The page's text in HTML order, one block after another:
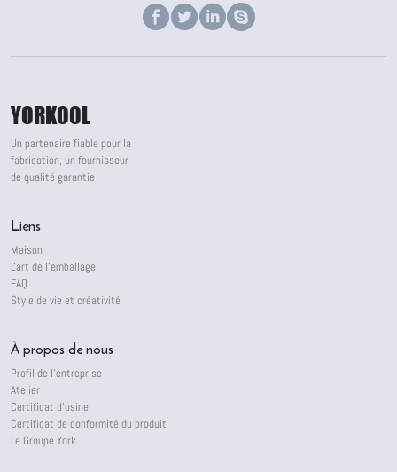
YORKOOL
Un partenaire fiable pour la
fabrication, un fournisseur
de qualité garantie
Liens
Maison
L'art de l'emballage
FAQ
Style de vie et créativité
À propos de nous
Profil de l'entreprise
Atelier
Certificat d'usine
Certificat de conformité du produit
Le Groupe York